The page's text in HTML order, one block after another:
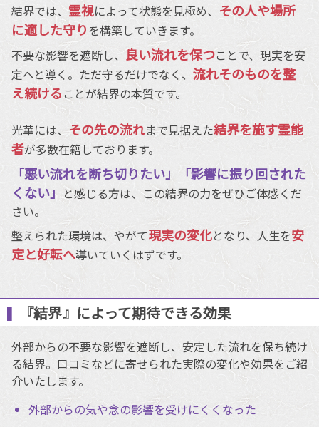
結界では、 霊視によって状態を見極め、 その人や場所
に適した守り を構築していきます。
不要な影響を遮断し、 良い流れを保つことで、現実を安
定へと導く。ただ守るだけでなく、 流れそのものを整
え続けることが結界の本質です。
光華には、 その先の流れまで見据えた結界を施す霊能
者が多数在籍しております。
「悪い流れを断ち切りたい」「影響に振り回された
くない」 と感じる方は、この結界の力をぜひご体感くだ
さい。
整えられた環境は、やがて現実の変化となり、人生を安
定と好転へ導いていくはずです。
『結界』によって期待できる効果
外部からの不要な影響を遮断し、安定した流れを保ち続け
る結界。口コミなどに寄せられた実際の変化や効果をご紹
介いたします。
外部からの気や念の影響を受けにくくなった